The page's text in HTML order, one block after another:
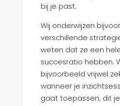
bij je past.
Wij onderwijzen
verschillende
weten dat ze een
succesratio hebben.
bijvoorbeeld vrijwel
wanneer je
gaat toepassen, dit